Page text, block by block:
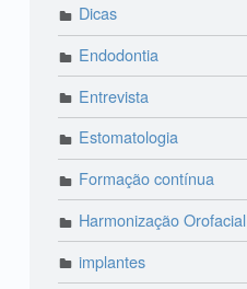
Dicas
Endodontia
Entrevista
Estomatologia
Formação contínua
Harmonização Orofacial
implantes